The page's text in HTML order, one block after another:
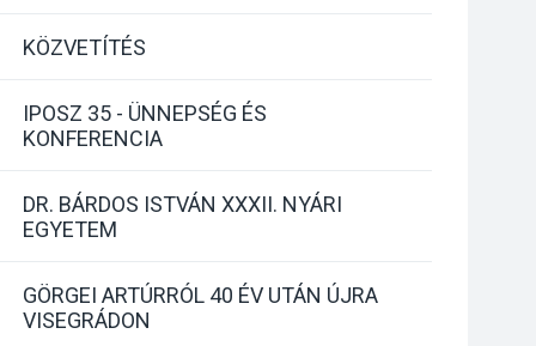
KÖZVETÍTÉS
IPOSZ 35 - ÜNNEPSÉG ÉS
KONFERENCIA
DR. BÁRDOS ISTVÁN XXXII. NYÁRI
EGYETEM
GÖRGEI ARTÚRRÓL 40 ÉV UTÁN ÚJRA
VISEGRÁDON